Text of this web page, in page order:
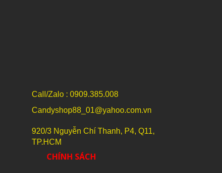
Call/Zalo : 0909.385.008
Candyshop88_01@yahoo.com.vn
920/3 Nguyễn Chí Thanh, P4, Q11,
TP.HCM
CHÍNH SÁCH